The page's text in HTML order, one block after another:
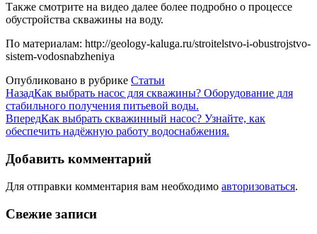
Также смотрите на видео далее более подробно о процессе
обустройства скважины на воду.
По материалам: http://geology-kaluga.ru/stroitelstvo-i-obustrojstvo-
sistem-vodosnabzheniya
Опубликовано в рубрике Статьи
НазадКак выбрать насос для скважины? Оборудование для
стабильного получения питьевой воды.
ВпередКак выбрать скважинный насос? Узнайте, как
обеспечить надёжную работу водоснабжения.
Добавить комментарий
Для отправки комментария вам необходимо авторизоваться.
Свежие записи